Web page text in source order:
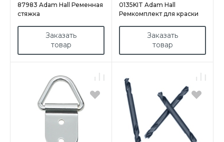
87983 Adam Hall Ременная
стяжка
Заказать
товар
0135KIT Adam Hall
Ремкомплект для краски
Заказать
товар